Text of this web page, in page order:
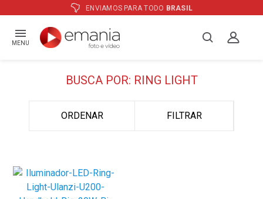
ENVIAMOS PARA TODO BRASIL
MENU
BUSCA POR: RING LIGHT
ORDENAR FILTRAR